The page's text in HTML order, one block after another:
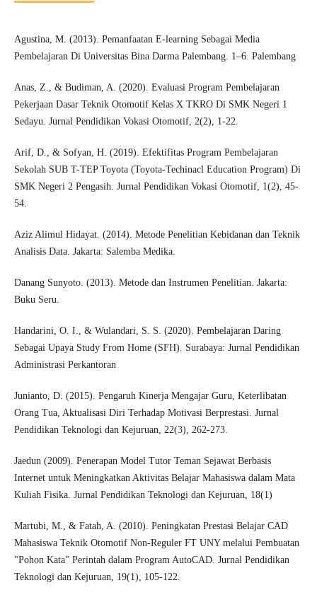
Agustina, M. (2013). Pemanfaatan E-learning Sebagai Media
Pembelajaran Di Universitas Bina Darma Palembang. 1–6. Palembang
Anas, Z., & Budiman, A. (2020). Evaluasi Program Pembelajaran
Pekerjaan Dasar Teknik Otomotif Kelas X TKRO Di SMK Negeri 1
Sedayu. Jurnal Pendidikan Vokasi Otomotif, 2(2), 1-22.
Arif, D., & Sofyan, H. (2019). Efektifitas Program Pembelajaran
Sekolah SUB T-TEP Toyota (Toyota-Techinacl Education Program) Di
SMK Negeri 2 Pengasih. Jurnal Pendidikan Vokasi Otomotif, 1(2), 45-
54.
Aziz Alimul Hidayat. (2014). Metode Penelitian Kebidanan dan Teknik
Analisis Data. Jakarta: Salemba Medika.
Danang Sunyoto. (2013). Metode dan Instrumen Penelitian. Jakarta:
Buku Seru.
Handarini, O. I., & Wulandari, S. S. (2020). Pembelajaran Daring
Sebagai Upaya Study From Home (SFH). Surabaya: Jurnal Pendidikan
Administrasi Perkantoran
Junianto, D. (2015). Pengaruh Kinerja Mengajar Guru, Keterlibatan
Orang Tua, Aktualisasi Diri Terhadap Motivasi Berprestasi. Jurnal
Pendidikan Teknologi dan Kejuruan, 22(3), 262-273.
Jaedun (2009). Penerapan Model Tutor Teman Sejawat Berbasis
Internet untuk Meningkatkan Aktivitas Belajar Mahasiswa dalam Mata
Kuliah Fisika. Jurnal Pendidikan Teknologi dan Kejuruan, 18(1)
Martubi, M., & Fatah, A. (2010). Peningkatan Prestasi Belajar CAD
Mahasiswa Teknik Otomotif Non-Reguler FT UNY melalui Pembuatan
"Pohon Kata" Perintah dalam Program AutoCAD. Jurnal Pendidikan
Teknologi dan Kejuruan, 19(1), 105-122.